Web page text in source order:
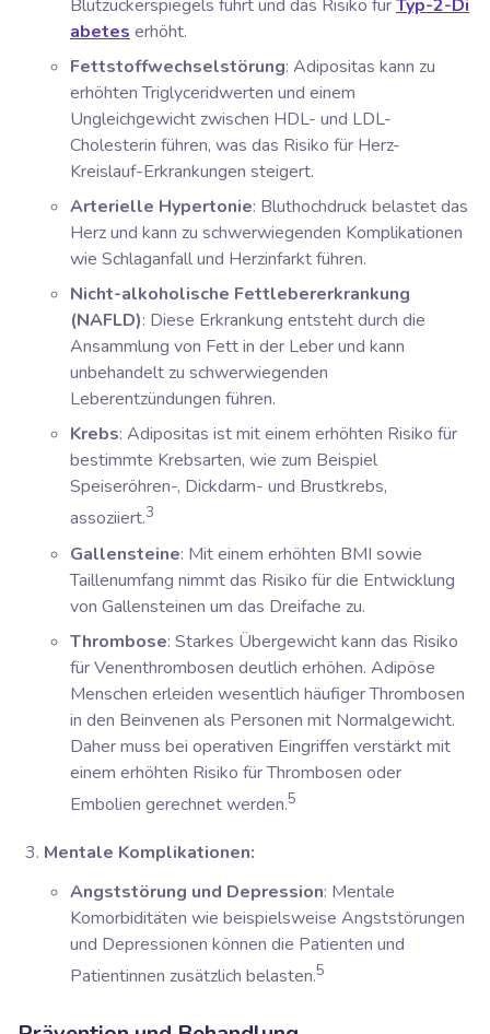
Blutzuckerspiegels führt und das Risiko fürTyp-2-Di
abetes erhöht.
Fettstoffwechselstörung: Adipositas kann zu
erhöhten Triglyceridwerten und einem
Ungleichgewicht zwischen HDL- und LDL-
Cholesterin führen, was das Risiko für Herz-
Kreislauf-Erkrankungen steigert.
Arterielle Hypertonie: Bluthochdruck belastet das
Herz und kann zu schwerwiegenden Komplikationen
wie Schlaganfall und Herzinfarkt führen.
Nicht-alkoholische Fettlebererkrankung
(NAFLD): Diese Erkrankung entsteht durch die
Ansammlung von Fett in der Leber und kann
unbehandelt zu schwerwiegenden
Leberentzündungen führen.
Krebs: Adipositas ist mit einem erhöhten Risiko für
bestimmte Krebsarten, wie zum Beispiel
Speiseröhren-, Dickdarm- und Brustkrebs,
assoziiert.3
Gallensteine: Mit einem erhöhten BMI sowie
Taillenumfang nimmt das Risiko für die Entwicklung
von Gallensteinen um das Dreifache zu.
Thrombose: Starkes Übergewicht kann das Risiko
für Venenthrombosen deutlich erhöhen. Adipöse
Menschen erleiden wesentlich häufiger Thrombosen
in den Beinvenen als Personen mit Normalgewicht.
Daher muss bei operativen Eingriffen verstärkt mit
einem erhöhten Risiko für Thrombosen oder
Embolien gerechnet werden.5
Mentale Komplikationen:
Angststörung und Depression: Mentale
Komorbiditäten wie beispielsweise Angststörungen
und Depressionen können die Patienten und
Patientinnen zusätzlich belasten.5